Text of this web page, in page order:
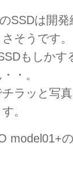
SSDは開
そうです。
もしか
・。
ラッと写
。
model01+